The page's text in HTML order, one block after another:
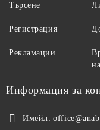
Търсене
Регистрация
Рекламации
Информация за
Имейл: